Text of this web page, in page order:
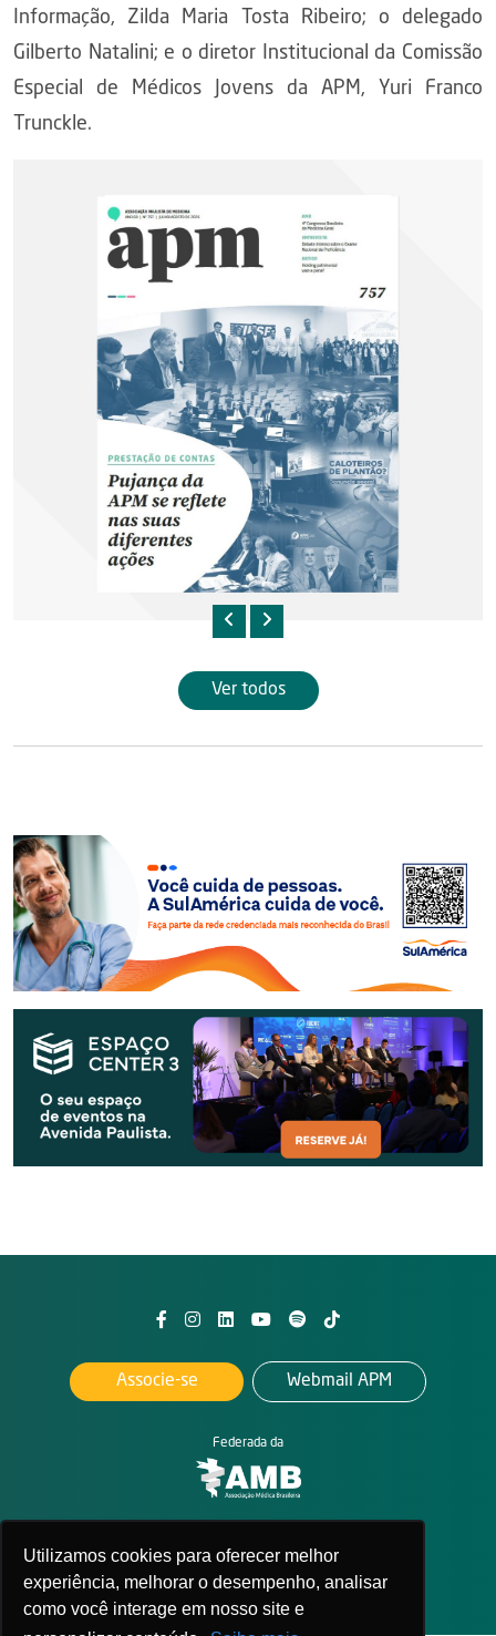
Utilizamos cookies para oferecer melhor
experiência, melhorar o desempenho, analisar
como você interage em nosso site e
Informação, Zilda Maria Tosta Ribeiro; o delegado
Gilberto Natalini; e o diretor Institucional da Comissão
Especial de Médicos Jovens da APM, Yuri Franco
Trunckle.
Ver todos
APM - Associação Paulista de Medicina
Política de privacidade
Federada da
Associe-se Webmail APM